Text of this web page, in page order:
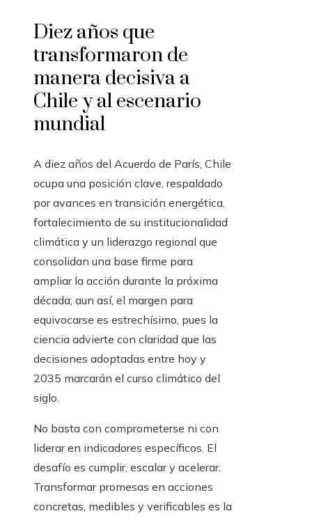
Diez años que
transformaron de
manera decisiva a
Chile y al escenario
mundial
A diez años del Acuerdo de París, Chile
ocupa una posición clave, respaldado
por avances en transición energética,
fortalecimiento de su institucionalidad
climática y un liderazgo regional que
consolidan una base firme para
ampliar la acción durante la próxima
década; aun así, el margen para
equivocarse es estrechísimo, pues la
ciencia advierte con claridad que las
decisiones adoptadas entre hoy y
2035 marcarán el curso climático del
siglo.
No basta con comprometerse ni con
liderar en indicadores específicos. El
desafío es cumplir, escalar y acelerar.
Transformar promesas en acciones
concretas, medibles y verificables es la